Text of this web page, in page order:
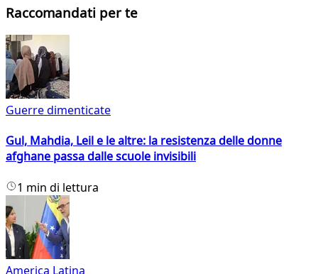
Raccomandati per te
Guerre dimenticate
Gul, Mahdia, Leil e le altre: la resistenza delle donne
afghane passa dalle scuole invisibili
1 min di lettura
America Latina